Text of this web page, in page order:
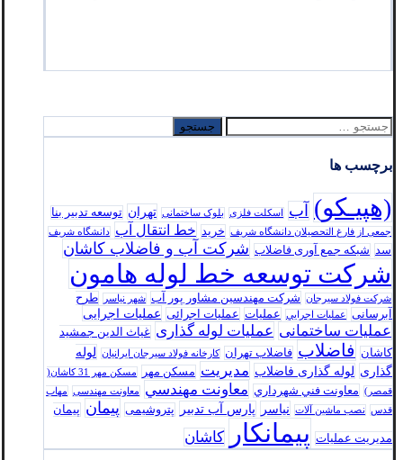
جستجو
برای:
برچسب ها
(هپیـکو) آب اسکلت فلزی بلوک ساختمانی تهران توسعه تدبير بنا
جمعی از فارغ التحصیلان دانشگاه شریف خرید خط انتقال آب دانشگاه شریف
سد شبکه جمع آوری فاضلاب شرکت آب و فاضلاب کاشان
شرکت توسعه خط لوله هامون
شرکت فولاد سيرجان شرکت مهندسین مشاور پور آب شهر نیاسر
طرح
آبرسانی
عمليات اجرايي عملیات عملیات اجرائی عملیات اجرایی
عملیات ساختمانی عملیات لوله گذاری غیاث الدین جمشید
کاشان
فاضلاب فاضلاب تهران كارخانه فولاد سيرجان ايرانيان
لوله
گذاری لوله گذاری فاضلاب مدیریت مسکن مهر
مسکن مهر 31 کاشان(
قمصر)
معاونت فني شهرداري معاونت مهندسي معاونت مهندسی
مهاب
قدس
نصب ماشین آلات نیاسر پارس‌ آب تدبير پتروشیمی پیمان پیمان
مدیریت عملیات پیمانکار کاشان